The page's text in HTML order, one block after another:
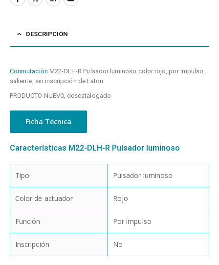
DESCRIPCIÓN
Conmutación M22-DLH-R Pulsador luminoso color rojo, por impulso,
saliente, sin inscripción de Eaton
PRODUCTO NUEVO, descatalogado
Ficha Técnica
Características M22-DLH-R Pulsador luminoso
Tipo Pulsador luminoso
Color de actuador Rojo
Función Por impulso
Inscripción No